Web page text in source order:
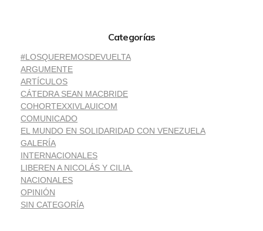
Categorías
#LOSQUEREMOSDEVUELTA
ARGUMENTE
ARTÍCULOS
CÁTEDRA SEAN MACBRIDE
COHORTEXXIVLAUICOM
COMUNICADO
EL MUNDO EN SOLIDARIDAD CON VENEZUELA
GALERÍA
INTERNACIONALES
LIBEREN A NICOLÁS Y CILIA.
NACIONALES
OPINIÓN
SIN CATEGORÍA